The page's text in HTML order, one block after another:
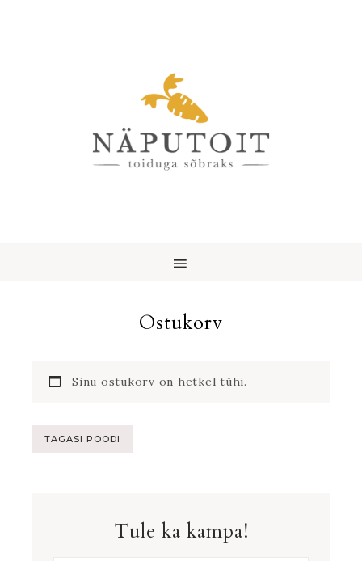
Ostukorv
Sinu ostukorv on hetkel tühi.
TAGASI POODI
Tule ka kampa!